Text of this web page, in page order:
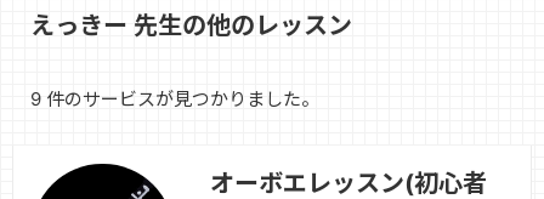
えっきー 先生の他のレッスン
9 件のサービスが見つかりました。
オーボエレッスン(初心者